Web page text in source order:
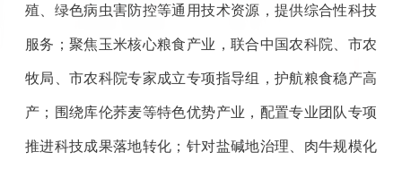
殖、绿色病虫害防控等通用技术资源，提供综合性科技
服务；聚焦玉米核心粮食产业，联合中国农科院、市农
牧局、市农科院专家成立专项指导组，护航粮食稳产高
产；围绕库伦荞麦等特色优势产业，配置专业团队专项
推进科技成果落地转化；针对盐碱地治理、肉牛规模化